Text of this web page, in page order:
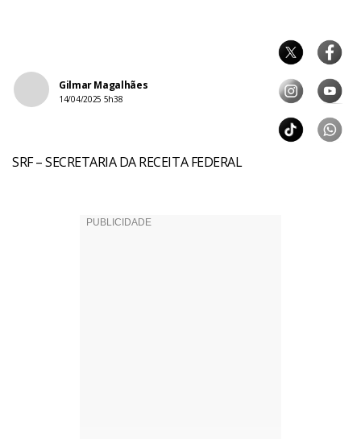
Gilmar Magalhães
14/04/2025 5h38
SRF – SECRETARIA DA RECEITA FEDERAL